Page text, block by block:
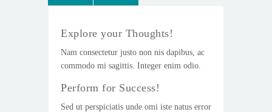
Explore your Thoughts!
Nam consectetur justo non nis dapibus, ac
commodo mi sagittis. Integer enim odio.
Perform for Success!
Sed ut perspiciatis unde omi iste natus error